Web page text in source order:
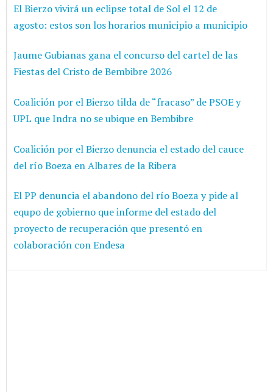
El Bierzo vivirá un eclipse total de Sol el 12 de
agosto: estos son los horarios municipio a municipio
Jaume Gubianas gana el concurso del cartel de las
Fiestas del Cristo de Bembibre 2026
Coalición por el Bierzo tilda de “fracaso” de PSOE y
UPL que Indra no se ubique en Bembibre
Coalición por el Bierzo denuncia el estado del cauce
del río Boeza en Albares de la Ribera
El PP denuncia el abandono del río Boeza y pide al
equpo de gobierno que informe del estado del
proyecto de recuperación que presentó en
colaboración con Endesa